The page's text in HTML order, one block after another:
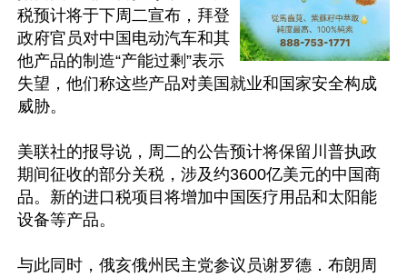
税预计将于下周二宣布，拜登
政府官员对中国电动汽车和其
他产品的制造“产能过剩”表示
失望，他们称这些产品对美国就业和国家安全构成
威胁。
美联社的报导说，周二的公告预计将保留川普执政
期间征收的部分关税，涉及约3600亿美元的中国商
品。新的进口税项目将增加中国医疗用品和太阳能
设备等产品。
与此同时，俄亥俄州民主党参议员谢罗德．布朗周